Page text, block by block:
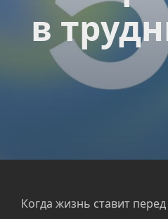
в
Когда жизнь ставит